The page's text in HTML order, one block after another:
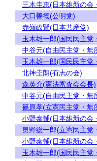
三木圭恵(日本維新の会
大口善徳(公明党)
赤嶺政賢(日本共産党)
玉木雄一郎(国民民主党
中谷元(自由民主党・無
玉木雄一郎(国民民主党
北神圭朗(有志の会)
森英介(憲法審査会会長)
中谷元(自由民主党・無
篠原孝(立憲民主党・無
小野泰輔(日本維新の会
奥野総一郎(立憲民主党
小野泰輔(日本維新の会
玉木雄一郎(国民民主党